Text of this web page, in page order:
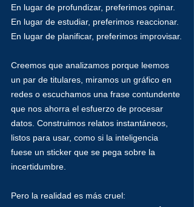
En lugar de profundizar, preferimos opinar.
En lugar de estudiar, preferimos reaccionar.
En lugar de planificar, preferimos improvisar.
Creemos que analizamos porque leemos
un par de titulares, miramos un gráfico en
redes o escuchamos una frase contundente
que nos ahorra el esfuerzo de procesar
datos. Construimos relatos instantáneos,
listos para usar, como si la inteligencia
fuese un sticker que se pega sobre la
incertidumbre.
Pero la realidad es más cruel: